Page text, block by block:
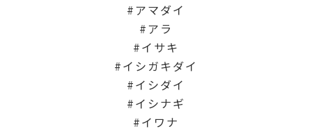
アマダイ
アラ
イサキ
イシガキダイ
イシダイ
イシナギ
イワナ